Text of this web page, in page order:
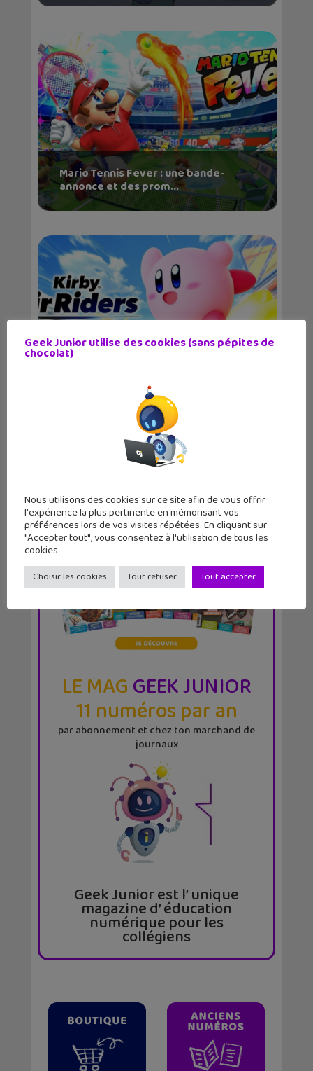
Mario Tennis Fever : une bande-
annonce et des prom...
Nintendo Switch 2
LE MAGGEEK JUNIOR
11 numéros par an
par abonnement et chez ton marchand de
journaux
Geek Junior est l’ unique
magazine d’ éducation
numérique pour les
collégiens
Geek Junior utilise des cookies (sans pépites de
chocolat)
Nous utilisons des cookies sur ce site afin de vous offrir
l'expérience la plus pertinente en mémorisant vos
préférences lors de vos visites répétées. En cliquant sur
"Accepter tout", vous consentez à l'utilisation de tous les
cookies.
Choisir les cookies Tout refuser Tout accepter